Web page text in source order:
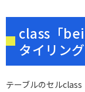
class「
タイリング
テーブルのセル